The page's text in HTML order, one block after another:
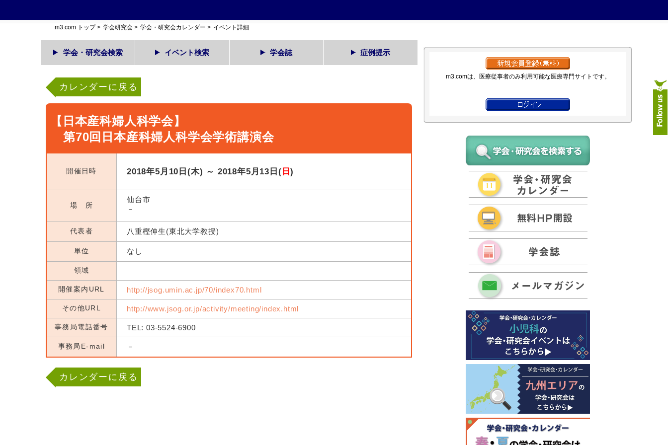
m3.com トップ> 学会研究会 > 学会・研究会カレンダー > イベント詳細
学会・研究会検索 イベント検索 学会誌 症例提示
カレンダーに戻る
【日本産科婦人科学会】
第70回日本産科婦人科学会学術講演会
開催日時 2018年5月10日(木) ～ 2018年5月13日( 日)
場 所
仙台市
－
代表者 八重樫伸生(東北大学教授)
単位 なし
領域
開催案内URL http://jsog.umin.ac.jp/70/index70.html
その他URL http://www.jsog.or.jp/activity/meeting/index.html
事務局電話番号 TEL: 03-5524-6900
事務局E-mail －
カレンダーに戻る
m3.comは、医療従事者のみ利用可能な医療専門サイトです。